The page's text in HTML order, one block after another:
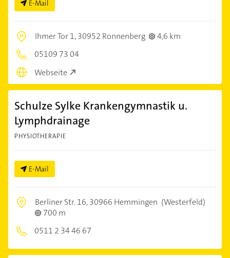
E-Mail
Ihmer Tor 1,30952 Ronnenberg
4,6 km
05109 73 04
Webseite
Schulze Sylke Krankengymnastik u.
Lymphdrainage
PHYSIOTHERAPIE
E-Mail
Berliner Str. 16,30966 Hemmingen (Westerfeld)
700 m
0511 2 34 46 67